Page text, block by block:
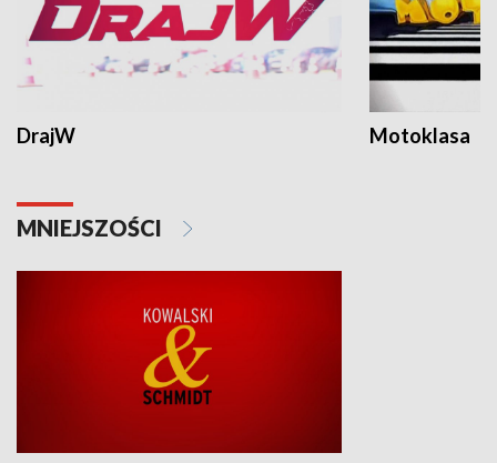
DrajW Motoklasa
MNIEJSZOŚCI